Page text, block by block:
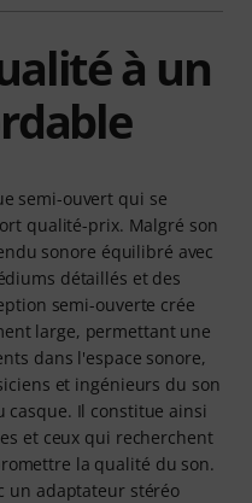
à un
semi-ouvert qui se
qualité-prix. Malgré son
sonore équilibré avec
détaillés et des
semi-ouverte crée
large, permettant une
dans l'espace sonore,
et ingénieurs du son
casque. Il constitue ainsi
et ceux qui recherchent
la qualité du son.
un adaptateur stéréo